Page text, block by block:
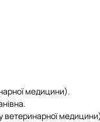
медицини).
ветеринарної